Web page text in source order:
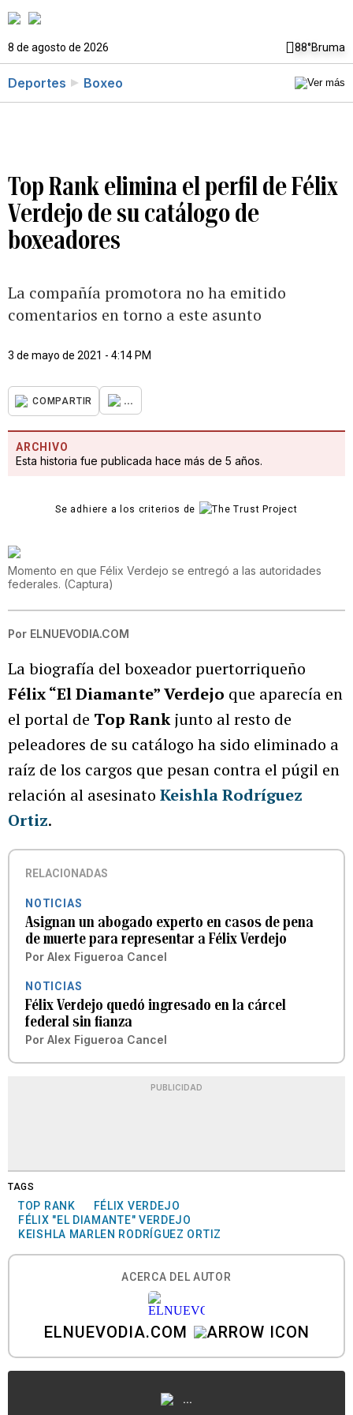
8 de agosto de 2026 88°Bruma
Deportes Boxeo
Top Rank elimina el perfil de Félix
Verdejo de su catálogo de
boxeadores
La compañía promotora no ha emitido
comentarios en torno a este asunto
3 de mayo de 2021 - 4:14 PM
COMPARTIR ...
ARCHIVO
Esta historia fue publicada hace más de 5 años.
Se adhiere a los criterios de
Momento en que Félix Verdejo se entregó a las autoridades
federales. (Captura)
Por ELNUEVODIA.COM
La biografía del boxeador puertorriqueño
Félix “El Diamante” Verdejo que aparecía en
el portal de Top Rankjunto al resto de
peleadores de su catálogo ha sido eliminado a
raíz de los cargos que pesan contra el púgil en
relación al asesinato Keishla Rodríguez
Ortiz.
RELACIONADAS
NOTICIAS
Asignan un abogado experto en casos de pena
de muerte para representar a Félix Verdejo
Por Alex Figueroa Cancel
NOTICIAS
Félix Verdejo quedó ingresado en la cárcel
federal sin fianza
Por Alex Figueroa Cancel
PUBLICIDAD
TAGS
TOP RANK
FÉLIX VERDEJO
FÉLIX "EL DIAMANTE" VERDEJO
KEISHLA MARLEN RODRÍGUEZ ORTIZ
ACERCA DEL AUTOR
ELNUEVODIA.COM
...